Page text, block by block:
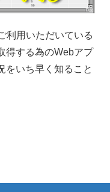
利用いただいている
得する為のWebアプ
をいち早く知ること